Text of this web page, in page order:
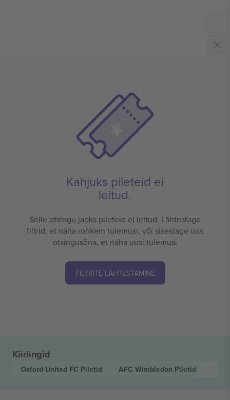
Kahjuks pileteid ei
leitud.
Selle otsingu jaoks pileteid ei leitud. Lähtestage
filtrid, et näha rohkem tulemusi, või sisestage uus
otsingusõna, et näha uusi tulemusi
FILTRITE LÄHTESTAMINE
Kiirlingid
Oxford United FC Piletid AFC Wimbledon Piletid